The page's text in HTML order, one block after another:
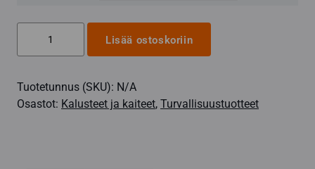
malli
määrä
Lisää ostoskoriin
Tuotetunnus (SKU): N/A
Osastot: Kalusteet ja kaiteet, Turvallisuustuotteet